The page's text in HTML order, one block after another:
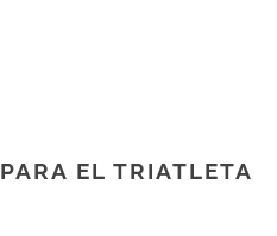
EL TRIATLETA